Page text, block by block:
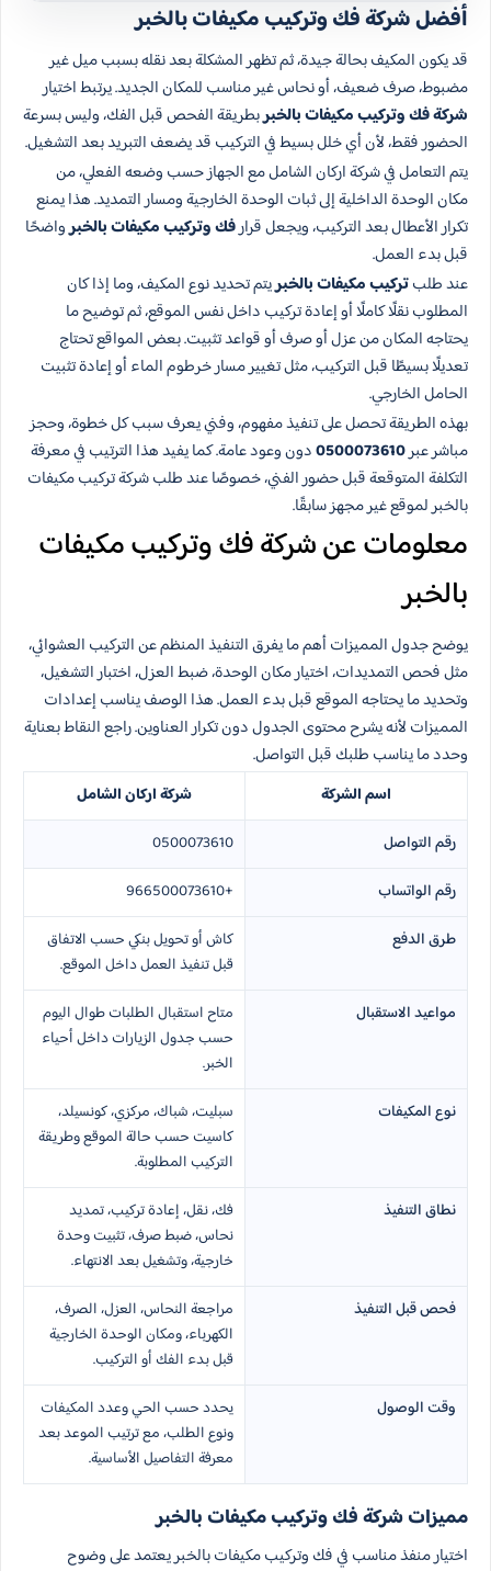
أفضل شركة فك وتركيب مكيفات بالخبر
قد يكون المكيف بحالة جيدة، ثم تظهر المشكلة بعد نقله بسبب ميل غير
مضبوط، صرف ضعيف، أو نحاس غير مناسب للمكان الجديد. يرتبط اختيار
شركة فك وتركيب مكيفات بالخبربطريقة الفحص قبل الفك، وليس بسرعة
الحضور فقط، لأن أي خلل بسيط في التركيب قد يضعف التبريد بعد التشغيل.
يتم التعامل في شركة اركان الشامل مع الجهاز حسب وضعه الفعلي، من
مكان الوحدة الداخلية إلى ثبات الوحدة الخارجية ومسار التمديد. هذا يمنع
تكرار الأعطال بعد التركيب، ويجعل قرارفك وتركيب مكيفات بالخبرواضحًا
قبل بدء العمل.
عند طلبتركيب مكيفات بالخبريتم تحديد نوع المكيف، وما إذا كان
المطلوب نقلًا كاملًا أو إعادة تركيب داخل نفس الموقع، ثم توضيح ما
يحتاجه المكان من عزل أو صرف أو قواعد تثبيت. بعض المواقع تحتاج
تعديلًا بسيطًا قبل التركيب، مثل تغيير مسار خرطوم الماء أو إعادة تثبيت
الحامل الخارجي.
بهذه الطريقة تحصل على تنفيذ مفهوم، وفني يعرف سبب كل خطوة، وحجز
مباشر عبر0500073610دون وعود عامة. كما يفيد هذا الترتيب في معرفة
التكلفة المتوقعة قبل حضور الفني، خصوصًا عند طلب شركة تركيب مكيفات
بالخبر لموقع غير مجهز سابقًا.
معلومات عن شركة فك وتركيب مكيفات
بالخبر
يوضح جدول المميزات أهم ما يفرق التنفيذ المنظم عن التركيب العشوائي،
مثل فحص التمديدات، اختيار مكان الوحدة، ضبط العزل، اختبار التشغيل،
وتحديد ما يحتاجه الموقع قبل بدء العمل. هذا الوصف يناسب إعدادات
المميزات لأنه يشرح محتوى الجدول دون تكرار العناوين. راجع النقاط بعناية
وحدد ما يناسب طلبك قبل التواصل.
اسم الشركة
شركة اركان الشامل
رقم التواصل
0500073610
رقم الواتساب
+966500073610
طرق الدفع
كاش أو تحويل بنكي حسب الاتفاق
قبل تنفيذ العمل داخل الموقع.
مواعيد الاستقبال
متاح استقبال الطلبات طوال اليوم
حسب جدول الزيارات داخل أحياء
الخبر.
نوع المكيفات
سبليت، شباك، مركزي، كونسيلد،
كاسيت حسب حالة الموقع وطريقة
التركيب المطلوبة.
نطاق التنفيذ
فك، نقل، إعادة تركيب، تمديد
نحاس، ضبط صرف، تثبيت وحدة
خارجية، وتشغيل بعد الانتهاء.
فحص قبل التنفيذ
مراجعة النحاس، العزل، الصرف،
الكهرباء، ومكان الوحدة الخارجية
قبل بدء الفك أو التركيب.
وقت الوصول
يحدد حسب الحي وعدد المكيفات
ونوع الطلب، مع ترتيب الموعد بعد
معرفة التفاصيل الأساسية.
مميزات شركة فك وتركيب مكيفات بالخبر
اختيار منفذ مناسب في فك وتركيب مكيفات بالخبر يعتمد على وضوح